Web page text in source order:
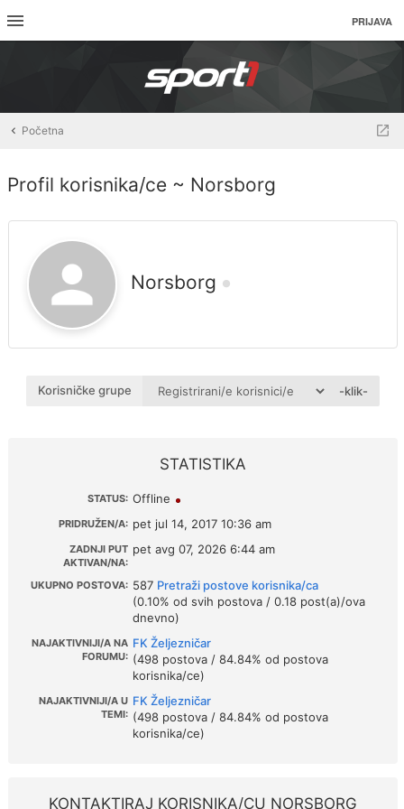
PRIJAVA
Početna
Profil korisnika/ce ~ Norsborg
Norsborg
Korisničke grupe -klik-
STATISTIKA
STATUS: Offline
PRIDRUŽEN/A: pet jul 14, 2017 10:36 am
ZADNJI PUT
AKTIVAN/NA:
pet avg 07, 2026 6:44 am
UKUPNO POSTOVA: 587 Pretraži postove korisnika/ca
(0.10% od svih postova / 0.18 post(a)/ova
dnevno)
NAJAKTIVNIJI/A NA
FORUMU:
FK Željezničar
(498 postova / 84.84% od postova
korisnika/ce)
NAJAKTIVNIJI/A U
TEMI:
FK Željezničar
(498 postova / 84.84% od postova
korisnika/ce)
KONTAKTIRAJ KORISNIKA/CU NORSBORG